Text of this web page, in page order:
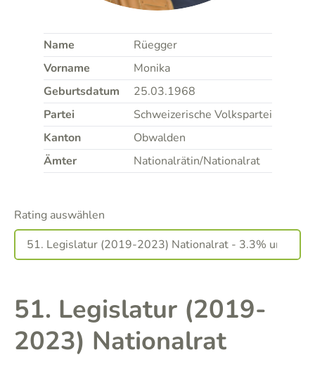
Name
Rüegger
Vorname
Monika
Geburtsdatum
25.03.1968
Partei
Schweizerische Volkspartei
Kanton
Obwalden
Ämter
Nationalrätin/Nationalrat
Rating auswählen
51. Legislatur (2019-
2023) Nationalrat